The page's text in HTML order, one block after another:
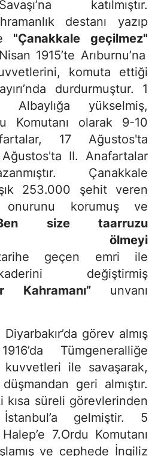
katılmıştır.
destanı yazıp
"Çanakkale geçilmez"
1915’te Arıburnu’na
komuta ettiği
durdurmuştur. 1
Albaylığa yükselmiş,
Komutanı olarak 9-10
17 Ağustos'ta
II. Anafartalar
Çanakkale
253.000 şehit veren
korumuş ve
size taarruzu
ölmeyi
geçen emri ile
değiştirmiş
Kahramanı”unvanı
görev almış
Tümgeneralliğe
ile savaşarak,
geri almıştır.
kısa süreli görevlerinden
gelmiştir. 5
7.Ordu Komutanı
ve cephede İngiliz